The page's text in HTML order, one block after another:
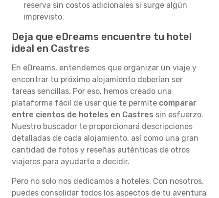
reserva sin costos adicionales si surge algún
imprevisto.
Deja que eDreams encuentre tu hotel
ideal en Castres
En eDreams, entendemos que organizar un viaje y
encontrar tu próximo alojamiento deberían ser
tareas sencillas. Por eso, hemos creado una
plataforma fácil de usar que te permite comparar
entre cientos de hoteles en Castres sin esfuerzo.
Nuestro buscador te proporcionará descripciones
detalladas de cada alojamiento, así como una gran
cantidad de fotos y reseñas auténticas de otros
viajeros para ayudarte a decidir.
Pero no solo nos dedicamos a hoteles. Con nosotros,
puedes consolidar todos los aspectos de tu aventura